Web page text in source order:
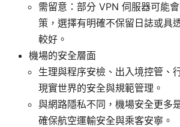
需留意：部分 VPN 伺服器可能
策，選擇有明確不保留日誌或具
較好。
機場的安全層面
生理與程序安檢、出入境控管、
現實世界的安全與規範管理。
與網路隱私不同，機場安全更多
確保航空運輸安全與乘客安寧。